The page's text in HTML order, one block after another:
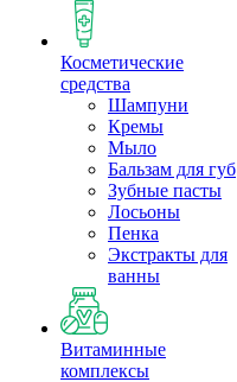
Косметические
средства
Шампуни
Кремы
Мыло
Бальзам для губ
Зубные пасты
Лосьоны
Пенка
Экстракты для
ванны
Витаминные
комплексы